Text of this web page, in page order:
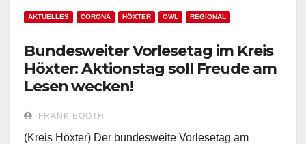
AKTUELLES CORONA HÖXTER OWL REGIONAL
Bundesweiter Vorlesetag im Kreis
Höxter: Aktionstag soll Freude am
Lesen wecken!
FRANK BOOTH
(Kreis Höxter) Der bundesweite Vorlesetag am